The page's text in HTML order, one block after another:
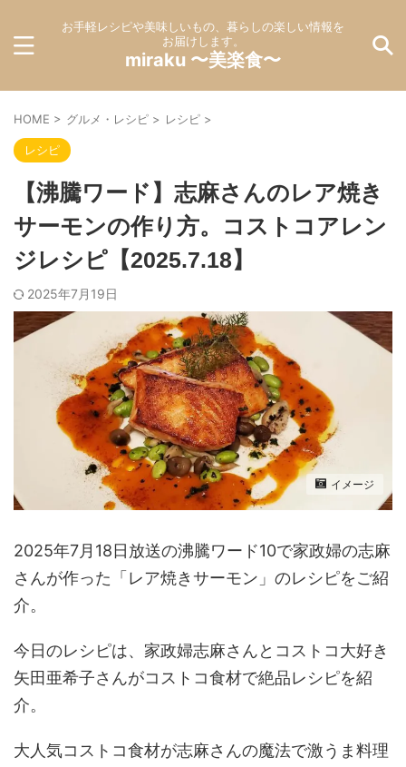
お手軽レシピや美味しいもの、暮らしの楽しい情報を
お届けします。
miraku 〜美楽食〜
HOME > グルメ・レシピ > レシピ >
レシピ
【沸騰ワード】志麻さんのレア焼き
サーモンの作り方。コストコアレン
ジレシピ【2025.7.18】
2025年7月19日
イメージ
2025年7月18日放送の沸騰ワード10で家政婦の志麻
さんが作った「レア焼きサーモン」のレシピをご紹
介。
今日のレシピは、家政婦志麻さんとコストコ大好き
矢田亜希子さんがコストコ食材で絶品レシピを紹
介。
大人気コストコ食材が志麻さんの魔法で激うま料理